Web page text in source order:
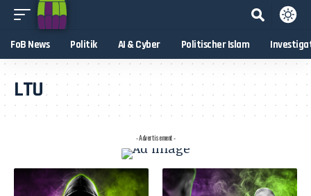
FoB News Politik AI & Cyber Politischer Islam
LTU
- Advertisement -